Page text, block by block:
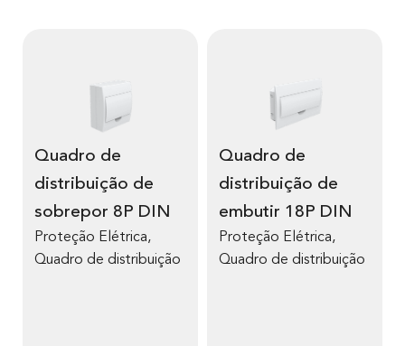
Quadro de
distribuição de
sobrepor 8P DIN
Proteção Elétrica,
Quadro de distribuição
Quadro de
distribuição de
embutir 18P DIN
Proteção Elétrica,
Quadro de distribuição